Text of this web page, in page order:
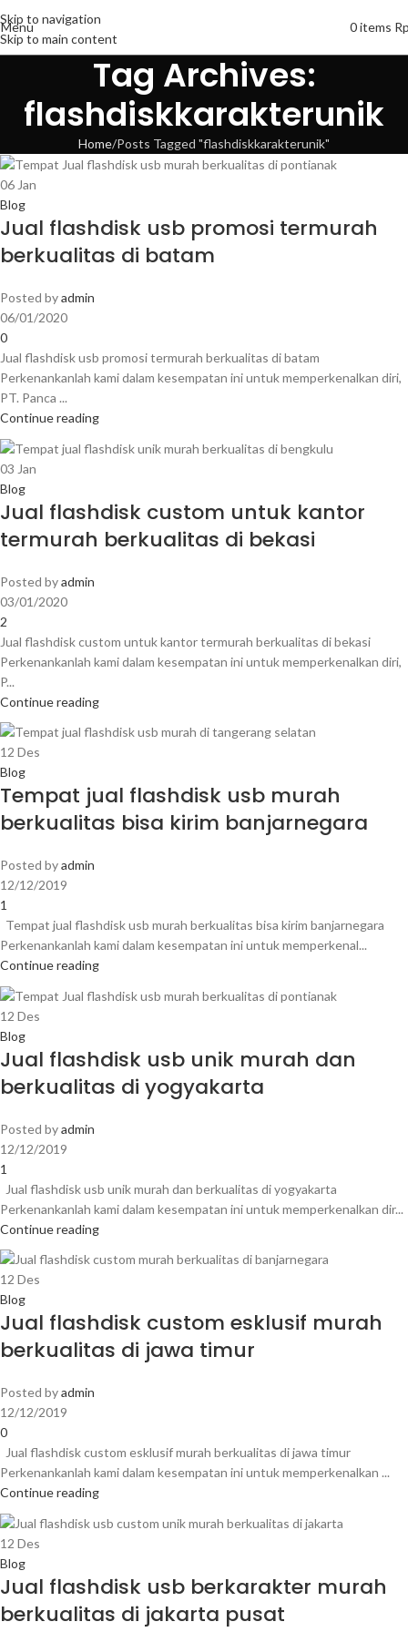
Skip to navigation
Skip to main content
Menu 0items
Tag Archives:
flashdiskkarakterunik
Home Posts Tagged "flashdiskkarakterunik"
06Jan
Blog
Jual flashdisk usb promosi termurah
berkualitas di batam
Posted byadmin
06/01/2020
0
Jual flashdisk usb promosi termurah berkualitas di batam
Perkenankanlah kami dalam kesempatan ini untuk memperkenalkan diri,
PT. Panca ...
Continue reading
03 Jan
Blog
Jual flashdisk custom untuk kantor
termurah berkualitas di bekasi
Posted byadmin
03/01/2020
2
Jual flashdisk custom untuk kantor termurah berkualitas di bekasi
Perkenankanlah kami dalam kesempatan ini untuk memperkenalkan diri,
P...
Continue reading
12 Des
Blog
Tempat jual flashdisk usb murah
berkualitas bisa kirim banjarnegara
Posted byadmin
12/12/2019
1
Tempat jual flashdisk usb murah berkualitas bisa kirim banjarnegara
Perkenankanlah kami dalam kesempatan ini untuk memperkenal...
Continue reading
12 Des
Blog
Jual flashdisk usb unik murah dan
berkualitas di yogyakarta
Posted byadmin
12/12/2019
1
Jual flashdisk usb unik murah dan berkualitas di yogyakarta
Perkenankanlah kami dalam kesempatan ini untuk memperkenalkan dir...
Continue reading
12 Des
Blog
Jual flashdisk custom esklusif murah
berkualitas di jawa timur
Posted byadmin
12/12/2019
0
Jual flashdisk custom esklusif murah berkualitas di jawa timur
Perkenankanlah kami dalam kesempatan ini untuk memperkenalkan ...
Continue reading
12 Des
Blog
Jual flashdisk usb berkarakter murah
berkualitas di jakarta pusat